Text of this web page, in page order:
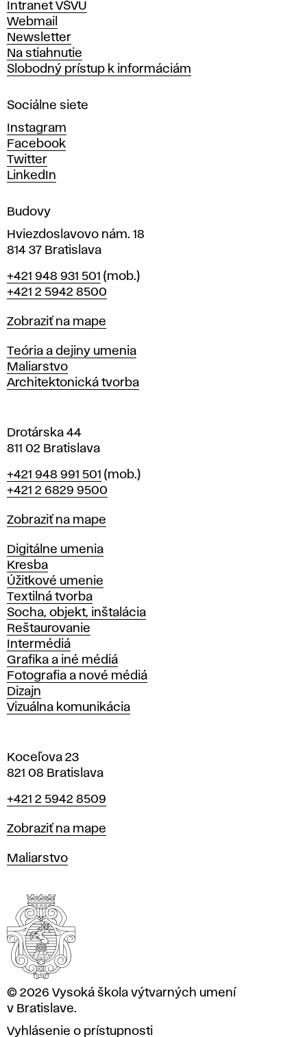
ý
t
v
a
r
ý
c
h
u
m
e
í
v
r
a
i
l
a
v
Intranet VŠVU
Webmail
Newsletter
Na stiahnutie
Slobodný prístup k informáciám
Sociálne siete
Instagram
Facebook
Twitter
LinkedIn
Budovy
Hviezdoslavovo nám. 18
814 37 Bratislava
Telefón
+421 948 931 501 (mob.)
+421 2 5942 8500
Mapa
Zobraziť na mape
Katedry
Teória a dejiny umenia
Maliarstvo
Architektonická tvorba
Drotárska 44
811 02 Bratislava
Telefón
+421 948 991 501 (mob.)
+421 2 6829 9500
Mapa
Zobraziť na mape
Katedry
Digitálne umenia
Kresba
Úžitkové umenie
Textilná tvorba
Socha, objekt, inštalácia
Reštaurovanie
Intermédiá
Grafika a iné médiá
Fotografia a nové médiá
Dizajn
Vizuálna komunikácia
Koceľova 23
821 08 Bratislava
Telefón
+421 2 5942 8509
Mapa
Zobraziť na mape
Katedry
Maliarstvo
© 2026 Vysoká škola výtvarných umení
v Bratislave.
Vyhlásenie o prístupnosti